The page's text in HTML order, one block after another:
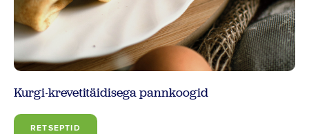
Kurgi-krevetitäidisega pannkoogid
RETSEPTID